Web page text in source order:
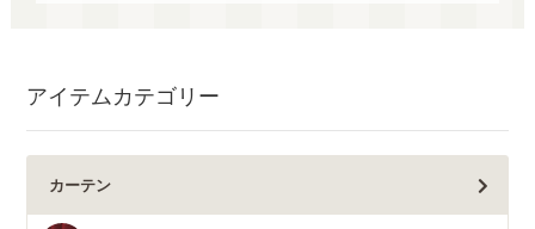
アイテムカテゴリー
カーテン